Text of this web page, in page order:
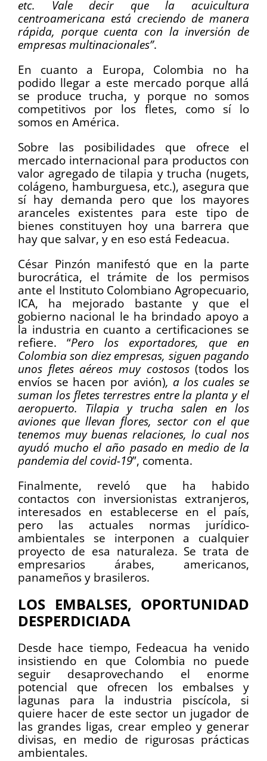
etc. Vale decir que la acuicultura
centroamericana está creciendo de manera
rápida, porque cuenta con la inversión de
empresas multinacionales”.
En cuanto a Europa, Colombia no ha
podido llegar a este mercado porque allá
se produce trucha, y porque no somos
competitivos por los fletes, como sí lo
somos en América.
Sobre las posibilidades que ofrece el
mercado internacional para productos con
valor agregado de tilapia y trucha (nugets,
colágeno, hamburguesa, etc.), asegura que
sí hay demanda pero que los mayores
aranceles existentes para este tipo de
bienes constituyen hoy una barrera que
hay que salvar, y en eso está Fedeacua.
César Pinzón manifestó que en la parte
burocrática, el trámite de los permisos
ante el Instituto Colombiano Agropecuario,
ICA, ha mejorado bastante y que el
gobierno nacional le ha brindado apoyo a
la industria en cuanto a certificaciones se
refiere. “Pero los exportadores, que en
Colombia son diez empresas, siguen pagando
unos fletes aéreos muy costosos(todos los
envíos se hacen por avión), a los cuales se
suman los fletes terrestres entre la planta y el
aeropuerto. Tilapia y trucha salen en los
aviones que llevan flores, sector con el que
tenemos muy buenas relaciones, lo cual nos
ayudó mucho el año pasado en medio de la
pandemia del covid-19”, comenta.
Finalmente, reveló que ha habido
contactos con inversionistas extranjeros,
interesados en establecerse en el país,
pero las actuales normas jurídico-
ambientales se interponen a cualquier
proyecto de esa naturaleza. Se trata de
empresarios árabes, americanos,
panameños y brasileros.
LOS EMBALSES, OPORTUNIDAD
DESPERDICIADA
Desde hace tiempo, Fedeacua ha venido
insistiendo en que Colombia no puede
seguir desaprovechando el enorme
potencial que ofrecen los embalses y
lagunas para la industria piscícola, si
quiere hacer de este sector un jugador de
las grandes ligas, crear empleo y generar
divisas, en medio de rigurosas prácticas
ambientales.